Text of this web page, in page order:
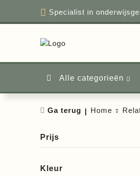
Specialist in
Alle categorieën
Ga terug | Home
Prijs